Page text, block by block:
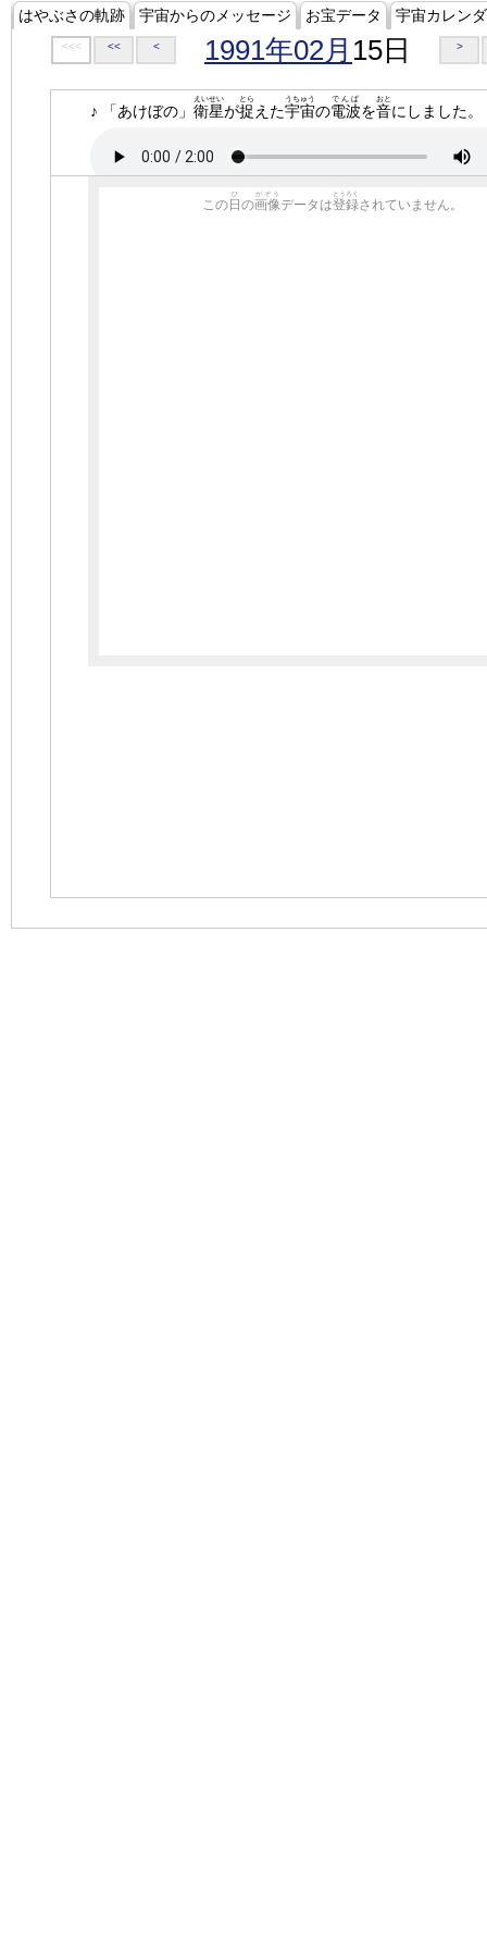
はやぶさの軌跡 宇宙からのメッセージ お宝データ 宇宙カレン
<<< << < 1991年02月 15日 >
♪ 「あけぼの」 衛星
えいせい
が捉
とら
えた宇宙
うちゅう
の電波
でんぱ
を音
おと
にしました。
この 日
ひ
の画像
がぞう
データは登録
とうろく
されていません。